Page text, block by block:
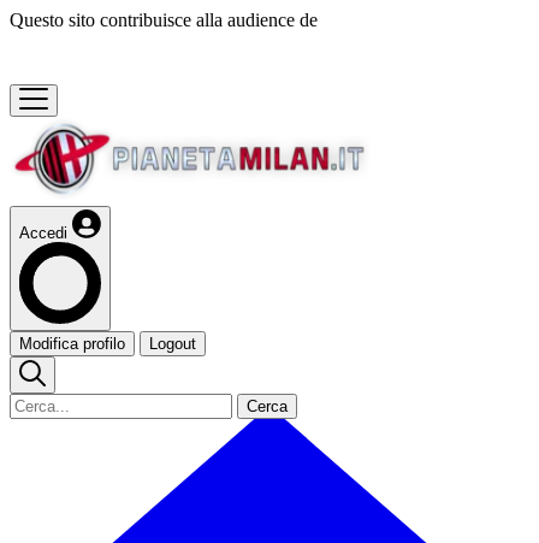
Questo sito contribuisce alla audience de
Accedi
Modifica profilo Logout
Cerca